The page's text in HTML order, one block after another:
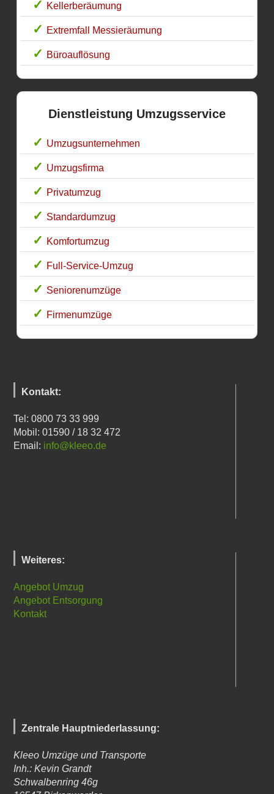
Kellerberäumung
Extremfall Messieräumung
Büroauflösung
Dienstleistung Umzugsservice
Umzugsunternehmen
Umzugsfirma
Privatumzug
Standardumzug
Komfortumzug
Full-Service-Umzug
Seniorenumzüge
Firmenumzüge
Kontakt:
Tel: 0800 73 33 999
Mobil: 01590 / 18 32 472
Email: info@kleeo.de
Weiteres:
Angebot Umzug
Angebot Entsorgung
Kontakt
Zentrale Hauptniederlassung:
Kleeo Umzüge und Transporte
Inh.: Kevin Grandt
Schwalbenring 46g